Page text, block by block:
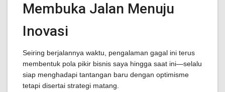
Membuka Jalan Menuju
Inovasi
Seiring berjalannya waktu, pengalaman gagal ini terus
membentuk pola pikir bisnis saya hingga saat ini—selalu
siap menghadapi tantangan baru dengan optimisme
tetapi disertai strategi matang.